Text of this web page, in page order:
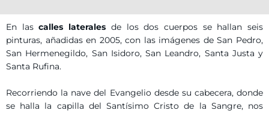
En lascalles laterales de los dos cuerpos se hallan seis
pinturas, añadidas en 2005, con las imágenes de San Pedro,
San Hermenegildo, San Isidoro, San Leandro, Santa Justa y
Santa Rufina.
Recorriendo la nave del Evangelio desde su cabecera, donde
se halla la capilla del Santísimo Cristo de la Sangre, nos